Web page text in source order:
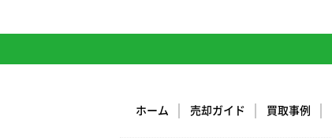
ホーム 売却ガイド 買取事例